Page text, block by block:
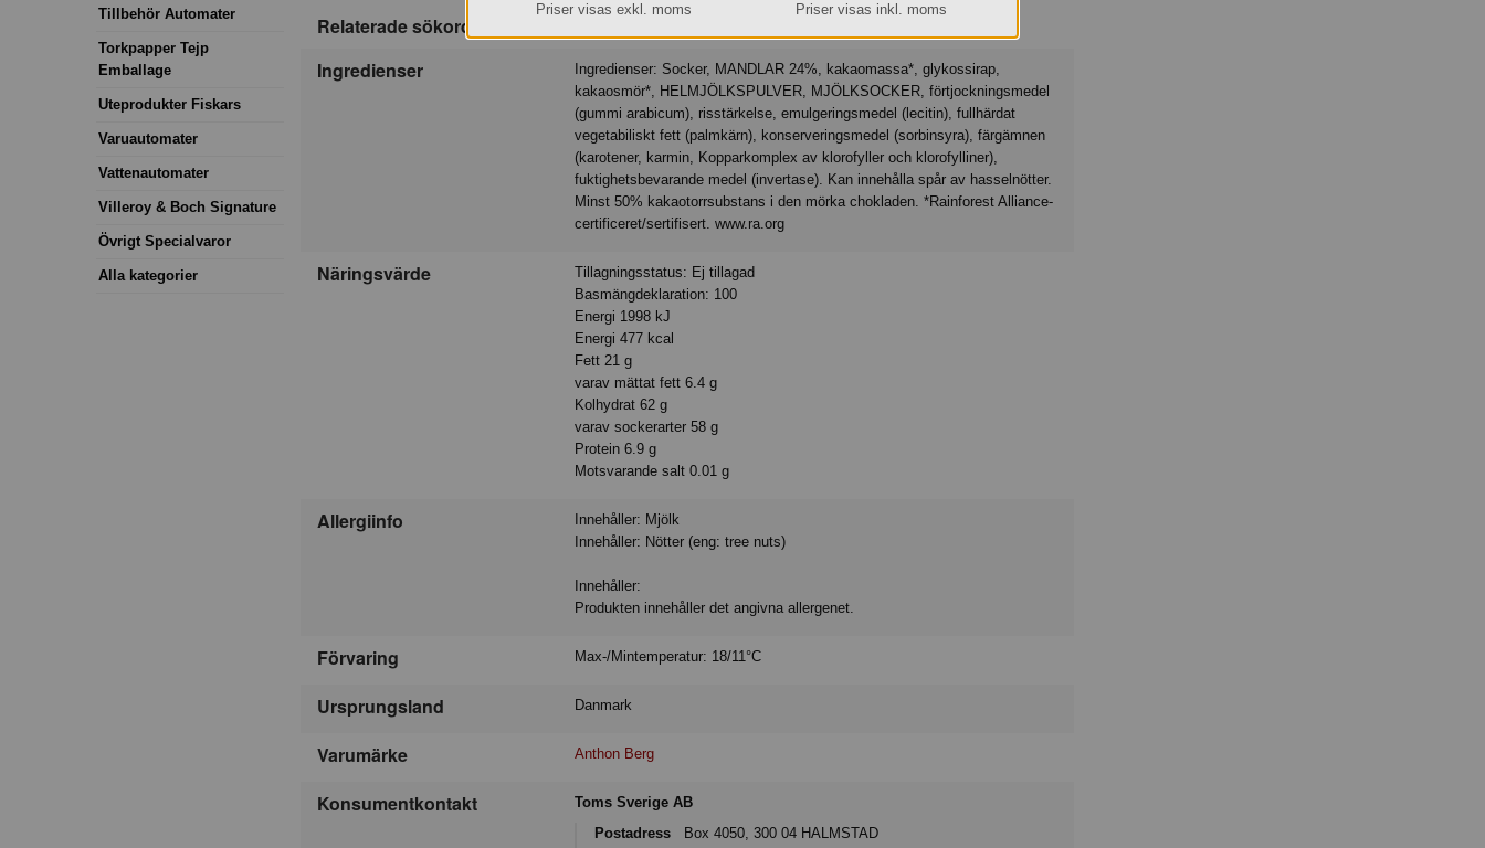
Tillbehör Automater
Torkpapper Tejp
Emballage
Uteprodukter Fiskars
Varuautomater
Vattenautomater
Villeroy & Boch Signature
Övrigt Specialvaror
Alla kategorier
Relaterade sökord
Ingredienser
Ingredienser: Socker, MANDLAR 24%, kakaomassa*, glykossirap,
kakaosmör*, HELMJÖLKSPULVER, MJÖLKSOCKER, förtjockningsmedel
(gummi arabicum), risstärkelse, emulgeringsmedel (lecitin), fullhärdat
vegetabiliskt fett (palmkärn), konserveringsmedel (sorbinsyra), färgämnen
(karotener, karmin, Kopparkomplex av klorofyller och klorofylliner),
fuktighetsbevarande medel (invertase). Kan innehålla spår av hasselnötter.
Minst 50% kakaotorrsubstans i den mörka chokladen. *Rainforest Alliance-
certificeret/sertifisert. www.ra.org
Näringsvärde
Tillagningsstatus: Ej tillagad
Basmängdeklaration: 100
Energi 1998 kJ
Energi 477 kcal
Fett 21 g
varav mättat fett 6.4 g
Kolhydrat 62 g
varav sockerarter 58 g
Protein 6.9 g
Motsvarande salt 0.01 g
Allergiinfo
Innehåller: Mjölk
Innehåller: Nötter (eng: tree nuts)
Innehåller:
Produkten innehåller det angivna allergenet.
Förvaring Max-/Mintemperatur: 18/11°C
Ursprungsland Danmark
Varumärke Anthon Berg
Konsumentkontakt
Toms Sverige AB
Postadress
Box 4050, 300 04 HALMSTAD
Priser visas exkl. moms Priser visas inkl. moms